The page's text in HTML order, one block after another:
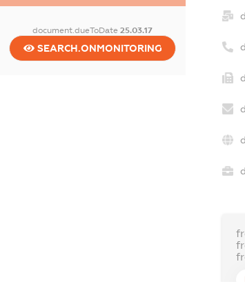
document.dueToDate25.03.17
SEARCH.ONMONITORING